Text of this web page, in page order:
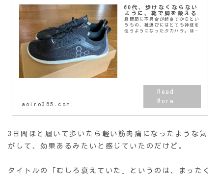
60代、歩けなくならない
ように、靴で脚を鍛える
股関節に不具合が起きてからとい
うもの、靴選びにはとても神経を
使うようになったタカハラ。ほん
aoiro365.com
3日間ほど履いて歩いたら軽い筋肉痛になったような気
がして、効果あるみたいと感じていたのだけど。
タイトルの「むしろ衰えていた」というのは、まったく